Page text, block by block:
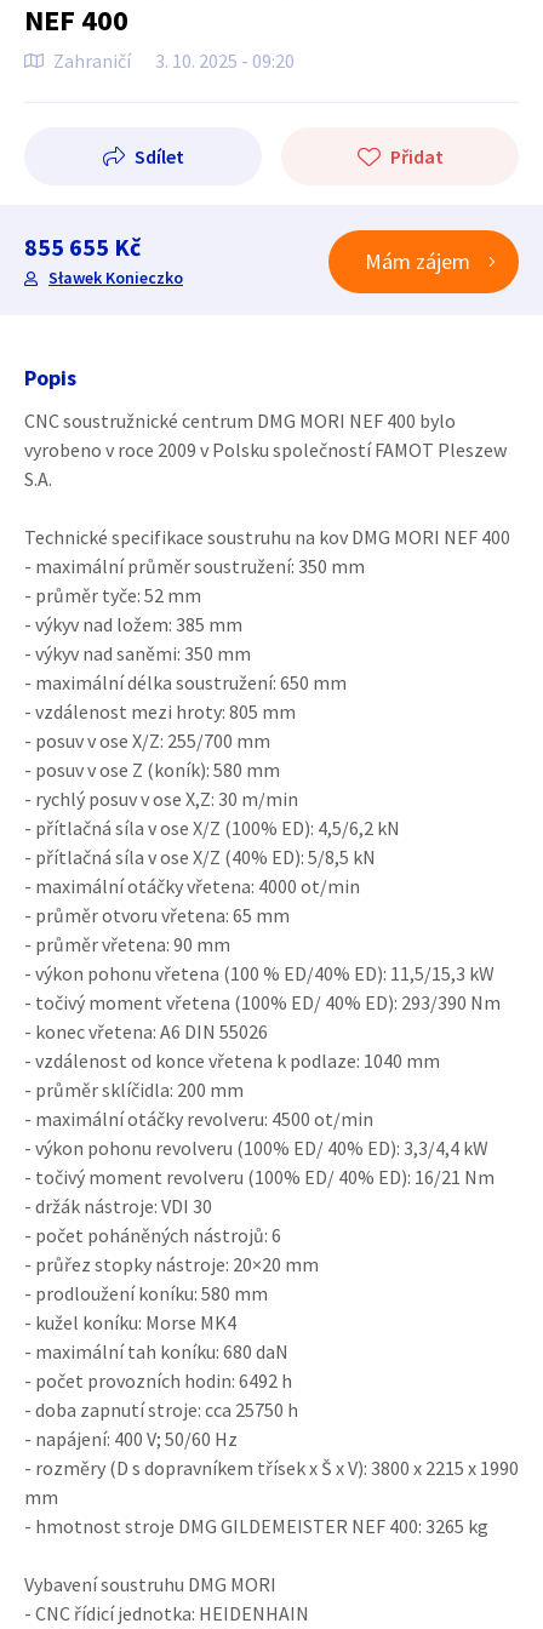
NEF 400
Zahraničí 3. 10. 2025 - 09:20
Sdílet Přidat
855 655 Kč
Sławek Konieczko
Mám zájem
Popis
CNC soustružnické centrum DMG MORI NEF 400 bylo
vyrobeno v roce 2009 v Polsku společností FAMOT Pleszew
S.A.
Technické specifikace soustruhu na kov DMG MORI NEF 400
- maximální průměr soustružení: 350 mm
- průměr tyče: 52 mm
- výkyv nad ložem: 385 mm
- výkyv nad saněmi: 350 mm
- maximální délka soustružení: 650 mm
- vzdálenost mezi hroty: 805 mm
- posuv v ose X/Z: 255/700 mm
- posuv v ose Z (koník): 580 mm
- rychlý posuv v ose X,Z: 30 m/min
- přítlačná síla v ose X/Z (100% ED): 4,5/6,2 kN
- přítlačná síla v ose X/Z (40% ED): 5/8,5 kN
- maximální otáčky vřetena: 4000 ot/min
- průměr otvoru vřetena: 65 mm
- průměr vřetena: 90 mm
- výkon pohonu vřetena (100 % ED/40% ED): 11,5/15,3 kW
- točivý moment vřetena (100% ED/ 40% ED): 293/390 Nm
- konec vřetena: A6 DIN 55026
- vzdálenost od konce vřetena k podlaze: 1040 mm
- průměr sklíčidla: 200 mm
- maximální otáčky revolveru: 4500 ot/min
- výkon pohonu revolveru (100% ED/ 40% ED): 3,3/4,4 kW
- točivý moment revolveru (100% ED/ 40% ED): 16/21 Nm
- držák nástroje: VDI 30
- počet poháněných nástrojů: 6
- průřez stopky nástroje: 20×20 mm
- prodloužení koníku: 580 mm
- kužel koníku: Morse MK4
- maximální tah koníku: 680 daN
- počet provozních hodin: 6492 h
- doba zapnutí stroje: cca 25750 h
- napájení: 400 V; 50/60 Hz
- rozměry (D s dopravníkem třísek x Š x V): 3800 x 2215 x 1990
mm
- hmotnost stroje DMG GILDEMEISTER NEF 400: 3265 kg
Vybavení soustruhu DMG MORI
- CNC řídicí jednotka: HEIDENHAIN